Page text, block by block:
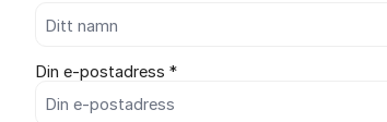
Din e-postadress *